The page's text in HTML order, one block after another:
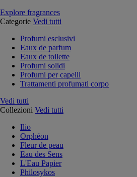
Explore fragrances
Categorie Vedi tutti
Profumi esclusivi
Eaux de parfum
Eaux de toilette
Profumi solidi
Profumi per capelli
Trattamenti profumati corpo
Vedi tutti
Collezioni Vedi tutti
Ilio
Orphéon
Fleur de peau
Eau des Sens
L'Eau Papier
Philosykos